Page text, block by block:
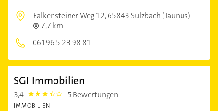
Falkensteiner Weg 12,65843 Sulzbach (Taunus)
7,7 km
06196 5 23 98 81
SGI Immobilien
3,4 3.4 5 Bewertungen
IMMOBILIEN